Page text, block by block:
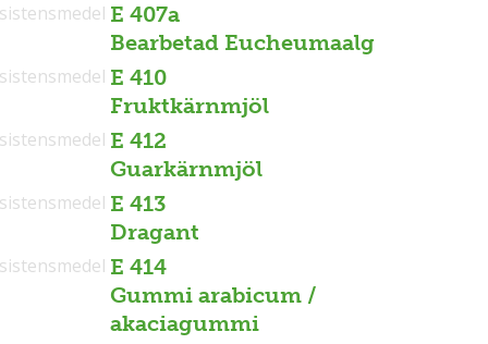
E 407a
Bearbetad Eucheumaalg
E 410
Fruktkärnmjöl
E 412
Guarkärnmjöl
E 413
Dragant
E 414
Gummi arabicum /
akaciagummi